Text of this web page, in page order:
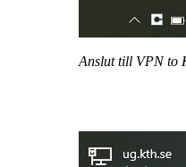
Anslut till VPN to